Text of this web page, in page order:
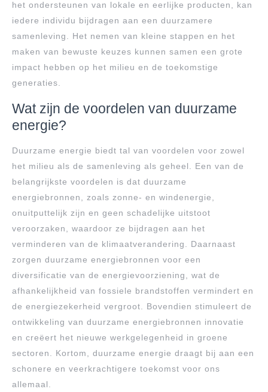
het ondersteunen van lokale en eerlijke producten, kan
iedere individu bijdragen aan een duurzamere
samenleving. Het nemen van kleine stappen en het
maken van bewuste keuzes kunnen samen een grote
impact hebben op het milieu en de toekomstige
generaties.
Wat zijn de voordelen van duurzame
energie?
Duurzame energie biedt tal van voordelen voor zowel
het milieu als de samenleving als geheel. Een van de
belangrijkste voordelen is dat duurzame
energiebronnen, zoals zonne- en windenergie,
onuitputtelijk zijn en geen schadelijke uitstoot
veroorzaken, waardoor ze bijdragen aan het
verminderen van de klimaatverandering. Daarnaast
zorgen duurzame energiebronnen voor een
diversificatie van de energievoorziening, wat de
afhankelijkheid van fossiele brandstoffen vermindert en
de energiezekerheid vergroot. Bovendien stimuleert de
ontwikkeling van duurzame energiebronnen innovatie
en creëert het nieuwe werkgelegenheid in groene
sectoren. Kortom, duurzame energie draagt bij aan een
schonere en veerkrachtigere toekomst voor ons
allemaal.